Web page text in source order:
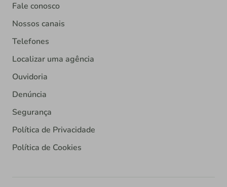
Fale conosco
Nossos canais
Telefones
Localizar uma agência
Ouvidoria
Denúncia
Segurança
Política de Privacidade
Política de Cookies